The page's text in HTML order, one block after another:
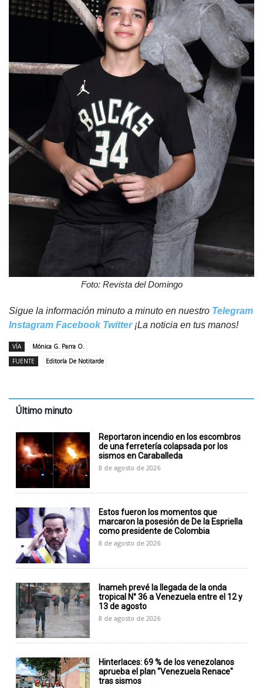
Foto: Revista del Domingo
Sigue la información minuto a minuto en nuestro Telegram
Instagram Facebook Twitter¡La noticia en tus manos!
VÍA
Mónica G. Parra O.
FUENTE
Editoría De Notitarde
Último minuto
Reportaron incendio en los escombros
de una ferretería colapsada por los
sismos en Caraballeda
8 de agosto de 2026
Estos fueron los momentos que
marcaron la posesión de De la Espriella
como presidente de Colombia
8 de agosto de 2026
Inameh prevé la llegada de la onda
tropical N° 36 a Venezuela entre el 12 y
13 de agosto
8 de agosto de 2026
Hinterlaces: 69 % de los venezolanos
aprueba el plan "Venezuela Renace"
tras sismos